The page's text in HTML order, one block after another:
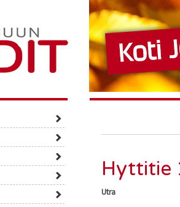
Hyttitie
Utra